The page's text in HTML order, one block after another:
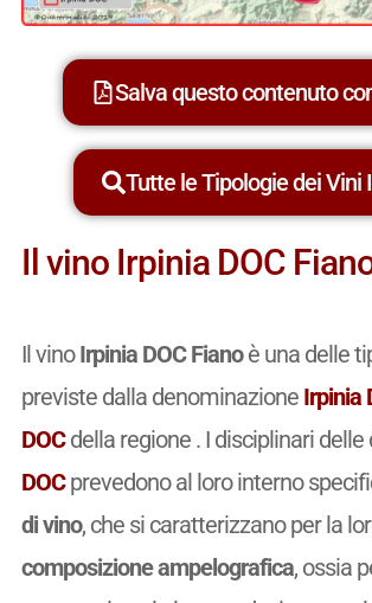
Salva questo contenuto
Tutte le Tipologie dei Vini
Il vino Irpinia DOC
Il vinoIrpinia DOC Fianoè una delle
previste dalla denominazione Irpinia
DOCdella regione . I disciplinari
DOCprevedono al loro interno
di vino, che si caratterizzano per la
composizione ampelografica, ossia